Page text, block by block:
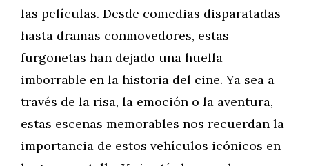
las películas. Desde comedias disparatadas
hasta dramas conmovedores, estas
furgonetas han dejado una huella
imborrable en la historia del cine. Ya sea a
través de la risa, la emoción o la aventura,
estas escenas memorables nos recuerdan la
importancia de estos vehículos icónicos en